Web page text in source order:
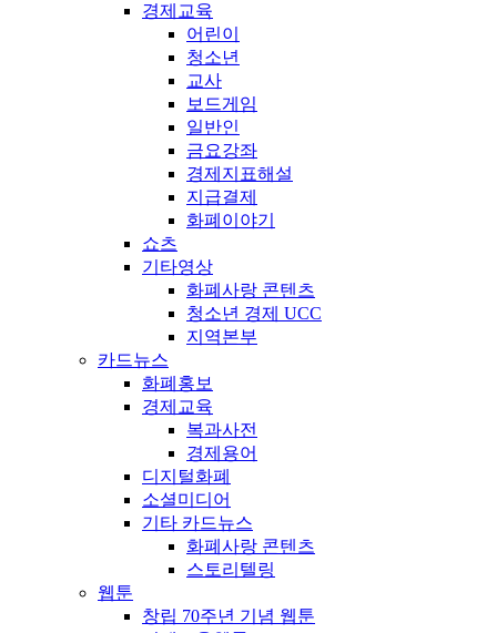
경제교육
어린이
청소년
교사
보드게임
일반인
금요강좌
경제지표해설
지급결제
화폐이야기
쇼츠
기타영상
화폐사랑 콘텐츠
청소년 경제 UCC
지역본부
카드뉴스
화폐홍보
경제교육
복과사전
경제용어
디지털화폐
소셜미디어
기타 카드뉴스
화폐사랑 콘텐츠
스토리텔링
웹툰
창립 70주년 기념 웹툰